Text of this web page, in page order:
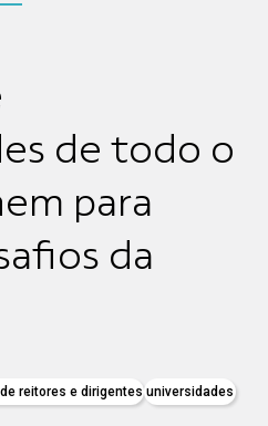
de todo o
para
da
reitores e dirigentes universidades